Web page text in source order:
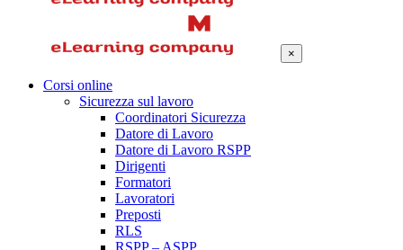
×
Corsi online
Sicurezza sul lavoro
Coordinatori Sicurezza
Datore di Lavoro
Datore di Lavoro RSPP
Dirigenti
Formatori
Lavoratori
Preposti
RLS
RSPP – ASPP